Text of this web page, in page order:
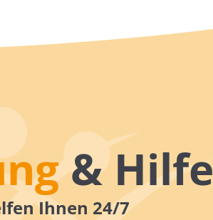
& Hilfe
Ihnen 24/7